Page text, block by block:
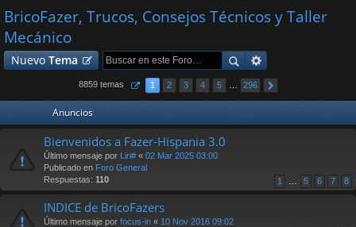
es
rá
pi
os fic
BricoFazer, Trucos, Consejos Técnicos y Taller
Mecánico
Nuevo Tema
8859 temas 1 2 3 4 5 296
Anuncios
Bienvenidos a Fazer-Hispania 3.0
Último mensaje por Liri# « 02 Mar 2025 03:00
Publicado en Foro General
Respuestas: 110 1 5 6 7 8
INDICE de BricoFazers
Último mensaje por focus-in « 10 Nov 2016 09:02